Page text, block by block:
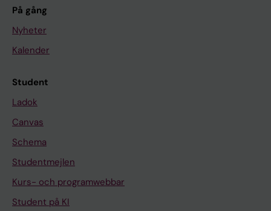
På gång
Nyheter
Kalender
Student
Ladok
Canvas
Schema
Studentmejlen
Kurs- och programwebbar
Student på KI